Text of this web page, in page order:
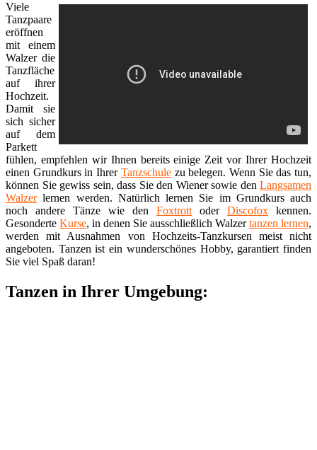
Viele
Tanzpaare
eröffnen
mit einem
Walzer die
Tanzfläche
auf ihrer
Hochzeit.
Damit sie
sich sicher
auf dem
Parkett
fühlen, empfehlen wir Ihnen bereits einige Zeit vor Ihrer Hochzeit
einen Grundkurs in Ihrer Tanzschulezu belegen. Wenn Sie das tun,
können Sie gewiss sein, dass Sie den Wiener sowie den Langsamen
Walzerlernen werden. Natürlich lernen Sie im Grundkurs auch
noch andere Tänze wie den Foxtrott oder Discofox kennen.
Gesonderte Kurse, in denen Sie ausschließlich Walzertanzen lernen,
werden mit Ausnahmen von Hochzeits-Tanzkursen meist nicht
angeboten. Tanzen ist ein wunderschönes Hobby, garantiert finden
Sie viel Spaß daran!
Tanzen in Ihrer Umgebung: